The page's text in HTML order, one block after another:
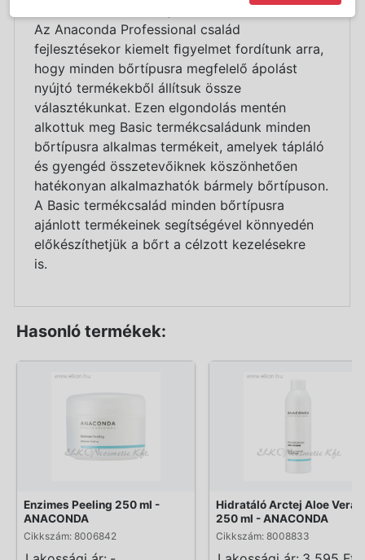
Az Anaconda Professional család
fejlesztésekor kiemelt ﬁgyelmet fordítunk arra,
hogy minden bőrtípusra megfelelő ápolást
nyújtó termékekből állítsuk össze
választékunkat. Ezen elgondolás mentén
alkottuk meg Basic termékcsaládunk minden
bőrtípusra alkalmas termékeit, amelyek tápláló
és gyengéd összetevőiknek köszönhetően
hatékonyan alkalmazhatók bármely bőrtípuson.
A Basic termékcsalád minden bőrtípusra
ajánlott termékeinek segítségével könnyedén
előkészíthetjük a bőrt a célzott kezelésekre
is.
Hasonló termékek:
Enzimes Peeling 250 ml -
ANACONDA
Cikkszám: 8006842
Hidratáló Arctej Aloe
250 ml - ANACONDA
Cikkszám: 8008833